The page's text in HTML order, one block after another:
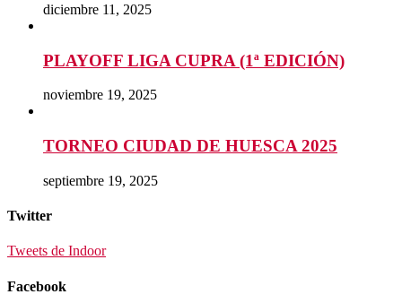
diciembre 11, 2025
PLAYOFF LIGA CUPRA (1ª EDICIÓN)
noviembre 19, 2025
TORNEO CIUDAD DE HUESCA 2025
septiembre 19, 2025
Twitter
Tweets de Indoor
Facebook